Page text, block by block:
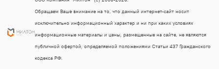
Обращаем Ваше внимание на то, что данный интернет-сайт носит
исключительно информационный характер и ни при каких условиях
информационные материалы и цены, размещенные на сайте, не являются
публичной офертой, определяемой положениями Статьи 437 Гражданского
кодекса РФ.